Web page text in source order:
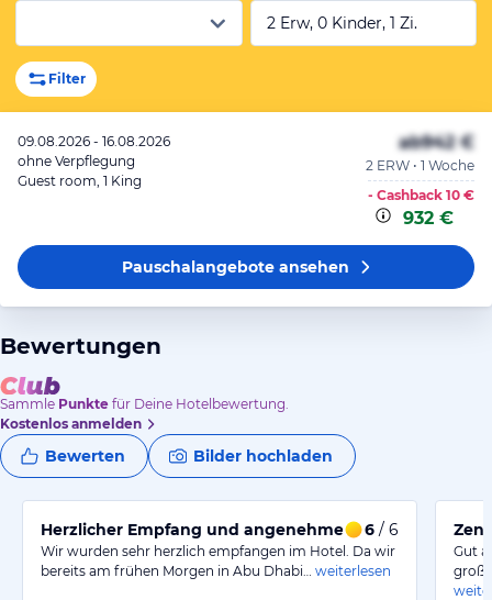
2 Erw, 0 Kinder, 1 Zi.
Filter
09.08.2026 - 16.08.2026
ohne Verpflegung
Guest room, 1 King
ab942 €
2 ERW • 1 Woche
- Cashback 10 €
932 €
Pauschalangeboteansehen
Bewertungen
Sammle Punkte für Deine Hotelbewertung.
Kostenlos anmelden
Bewerten Bilder hochladen
Herzlicher Empfang und angenehmer Poolbereich
6 / 6
Wir wurden sehr herzlich empfangen im Hotel. Da wir
bereits am frühen Morgen in Abu Dhabi…
weiterlesen
Gut